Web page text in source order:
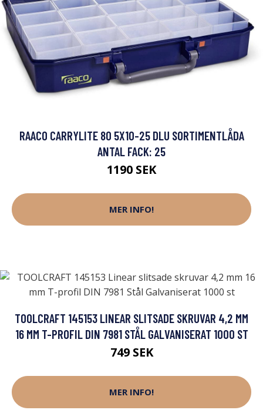
RAACO CARRYLITE 80 5X10-25 DLU SORTIMENTLÅDA
ANTAL FACK: 25
1190 SEK
MER INFO!
TOOLCRAFT 145153 LINEAR SLITSADE SKRUVAR 4,2 MM
16 MM T-PROFIL DIN 7981 STÅL GALVANISERAT 1000 ST
749 SEK
MER INFO!